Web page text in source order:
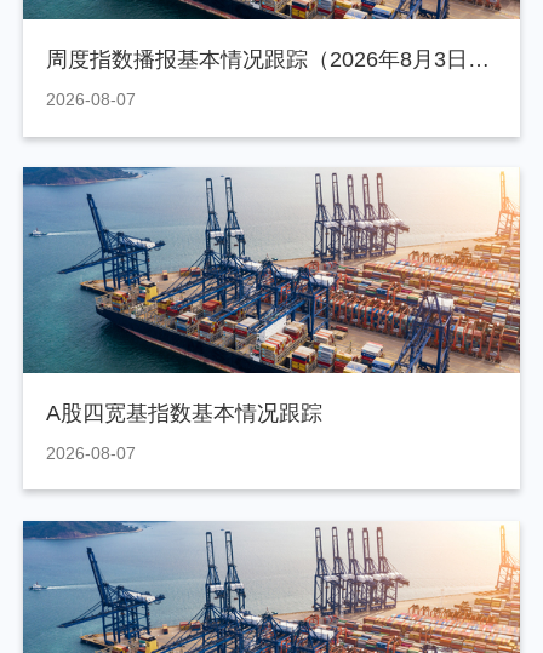
周度指数播报基本情况跟踪（2026年8月3日-7日)
2026-08-07
A股四宽基指数基本情况跟踪
2026-08-07